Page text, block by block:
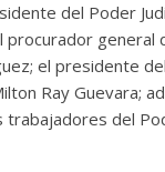
del Poder
procurador general
el presidente
Ray Guevara;
trabajadores del